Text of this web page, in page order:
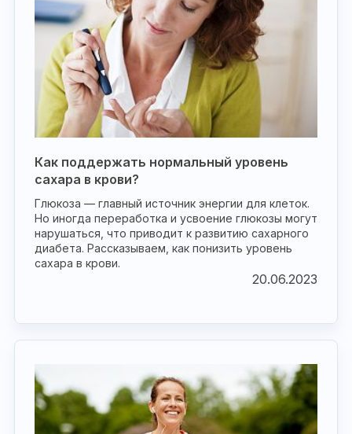
Как поддержать нормальный уровень
сахара в крови?
Глюкоза — главный источник энергии для клеток.
Но иногда переработка и усвоение глюкозы могут
нарушаться, что приводит к развитию сахарного
диабета. Рассказываем, как понизить уровень
сахара в крови.
20.06.2023